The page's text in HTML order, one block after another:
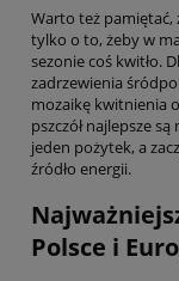
Warto też pamiętać,
tylko o to, żeby w
sezonie coś kwitło.
zadrzewienia
mozaikę kwitnienia
pszczół najlepsze
jeden pożytek, a
źródło energii.
Polsce i